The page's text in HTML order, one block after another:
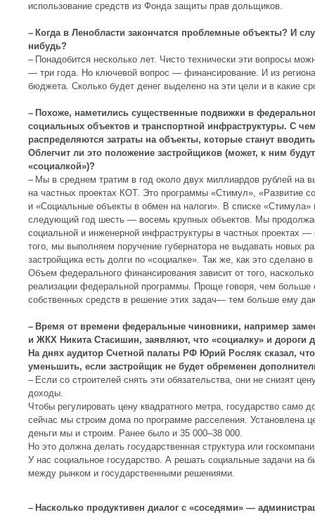
использование средств из Фонда защиты прав дольщиков.
– Когда в Ленобласти закончатся проблемные объекты? И
нибудь?
– Понадобится несколько лет. Чисто технически эти вопросы
— три года. Но ключевой вопрос — финансирование. И из
бюджета. Сколько будет денег выделено на эти цели и в какие
– Похоже, наметились существенные подвижки в
социальных объектов и транспортной инфраструктуры. С
распределяются затраты на объекты, которые станут
Облегчит ли это положение застройщиков (может, к ним
«социалкой»)?
– Мы в среднем тратим в год около двух миллиардов рублей на
на частных проектах КОТ. Это программы «Стимул», «Развитие
и «Социальные объекты в обмен на налоги». В списке «Стимула»
следующий год шесть — восемь крупных объектов. Мы
социальной и инженерной инфраструктуры в частных проектах —
того, мы выполняем поручение губернатора не выдавать новых
застройщика есть долги по «социалке». Так же, как это сделано в
Объем федерального финансирования зависит от того,
реализации федеральной программы. Проще говоря, чем больше
собственных средств в решение этих задач— тем больше ему
– Время от времени федеральные чиновники, например
и ЖКХ Никита Стасишин, заявляют, что «социалку» и
На днях аудитор Счетной палаты РФ Юрий Росляк сказал,
уменьшить, если застройщик не будет обременен
– Если со строителей снять эти обязательства, они не снизят
доходы.
Чтобы регулировать цену квадратного метра, государство само
сейчас мы строим дома по программе расселения. Установлена
деньги мы и строим. Ранее было и 35 000–38 000.
Но это должна делать государственная структура или
У нас социальное государство. А решать социальные задачи на
между рынком и государственными решениями.
– Насколько продуктивен диалог с «соседями» —